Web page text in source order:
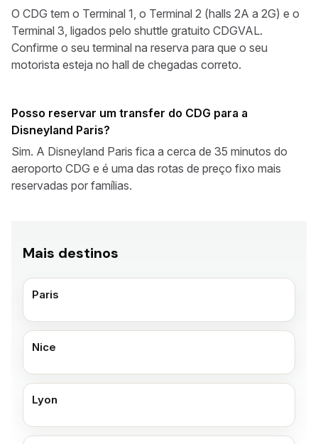
O CDG tem o Terminal 1, o Terminal 2 (halls 2A a 2G) e o
Terminal 3, ligados pelo shuttle gratuito CDGVAL.
Confirme o seu terminal na reserva para que o seu
motorista esteja no hall de chegadas correto.
Posso reservar um transfer do CDG para a
Disneyland Paris?
Sim. A Disneyland Paris fica a cerca de 35 minutos do
aeroporto CDG e é uma das rotas de preço fixo mais
reservadas por famílias.
Mais destinos
Paris
Nice
Lyon